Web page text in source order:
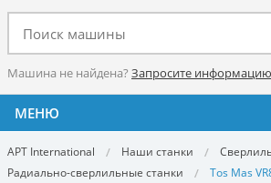
Машина не найдена? Запросите информацию
МЕНЮ
APT International Наши станки
Радиально-сверлильные станки
Tos Mas